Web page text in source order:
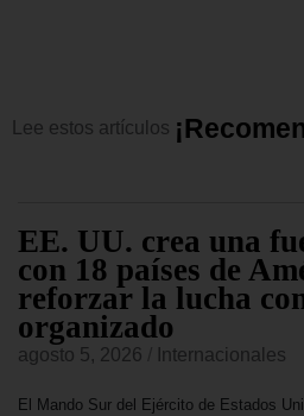
Lee estos artículos ¡Recome
EE. UU. crea una
con 18 países de
reforzar la lucha
organizado
agosto 5, 2026 Internacionales
El Mando Sur del Ejército de Estados